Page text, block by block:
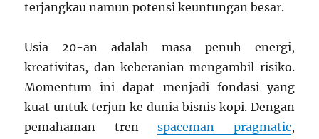
terjangkau namun potensi keuntungan besar.
Usia 20-an adalah masa penuh energi,
kreativitas, dan keberanian mengambil risiko.
Momentum ini dapat menjadi fondasi yang
kuat untuk terjun ke dunia bisnis kopi. Dengan
pemahaman trenspaceman pragmatic,